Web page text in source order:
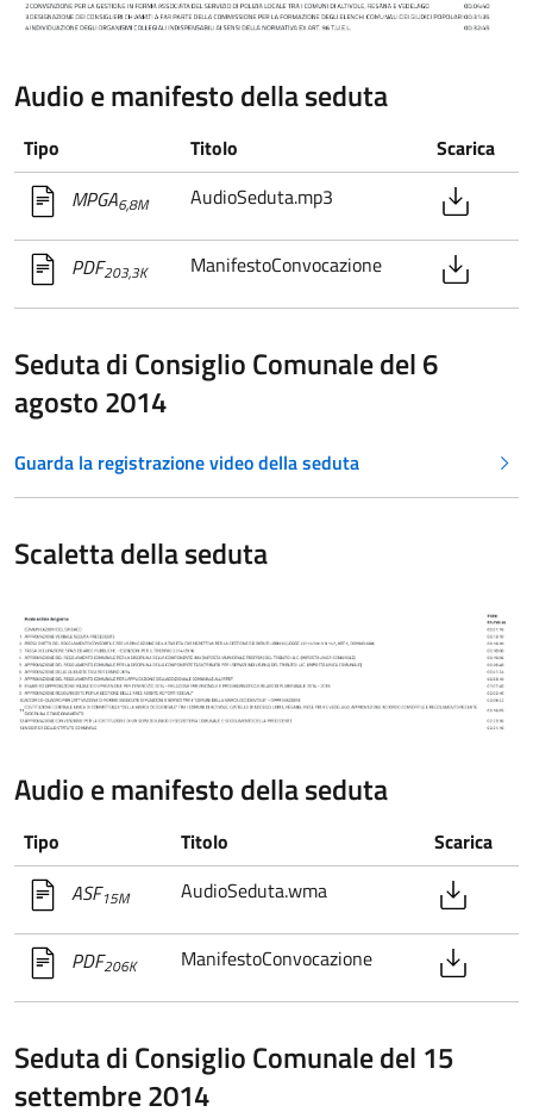
Audio e manifesto della seduta
Tipo Titolo
Scarica
MPGA6,8M AudioSeduta.mp3
PDF203,3K ManifestoConvocazione
Seduta di Consiglio Comunale del 6
agosto 2014
Guarda la registrazione video della seduta
Scaletta della seduta
Audio e manifesto della seduta
Tipo Titolo
Scarica
ASF15M AudioSeduta.wma
PDF206K ManifestoConvocazione
Seduta di Consiglio Comunale del 15
settembre 2014